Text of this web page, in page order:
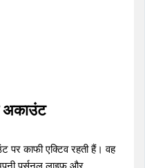
अकाउंट
पर काफी एक्टिव रहती हैं। वह